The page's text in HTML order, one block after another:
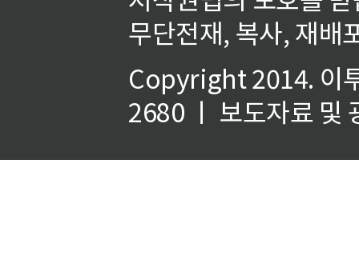
무단전재, 복사, 재배
Copyright 2014. 이
2680 ㅣ 보도자료